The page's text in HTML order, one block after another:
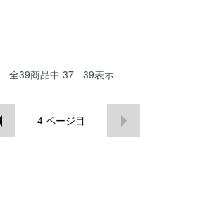
全39商品中 37 - 39表示
4 ページ目